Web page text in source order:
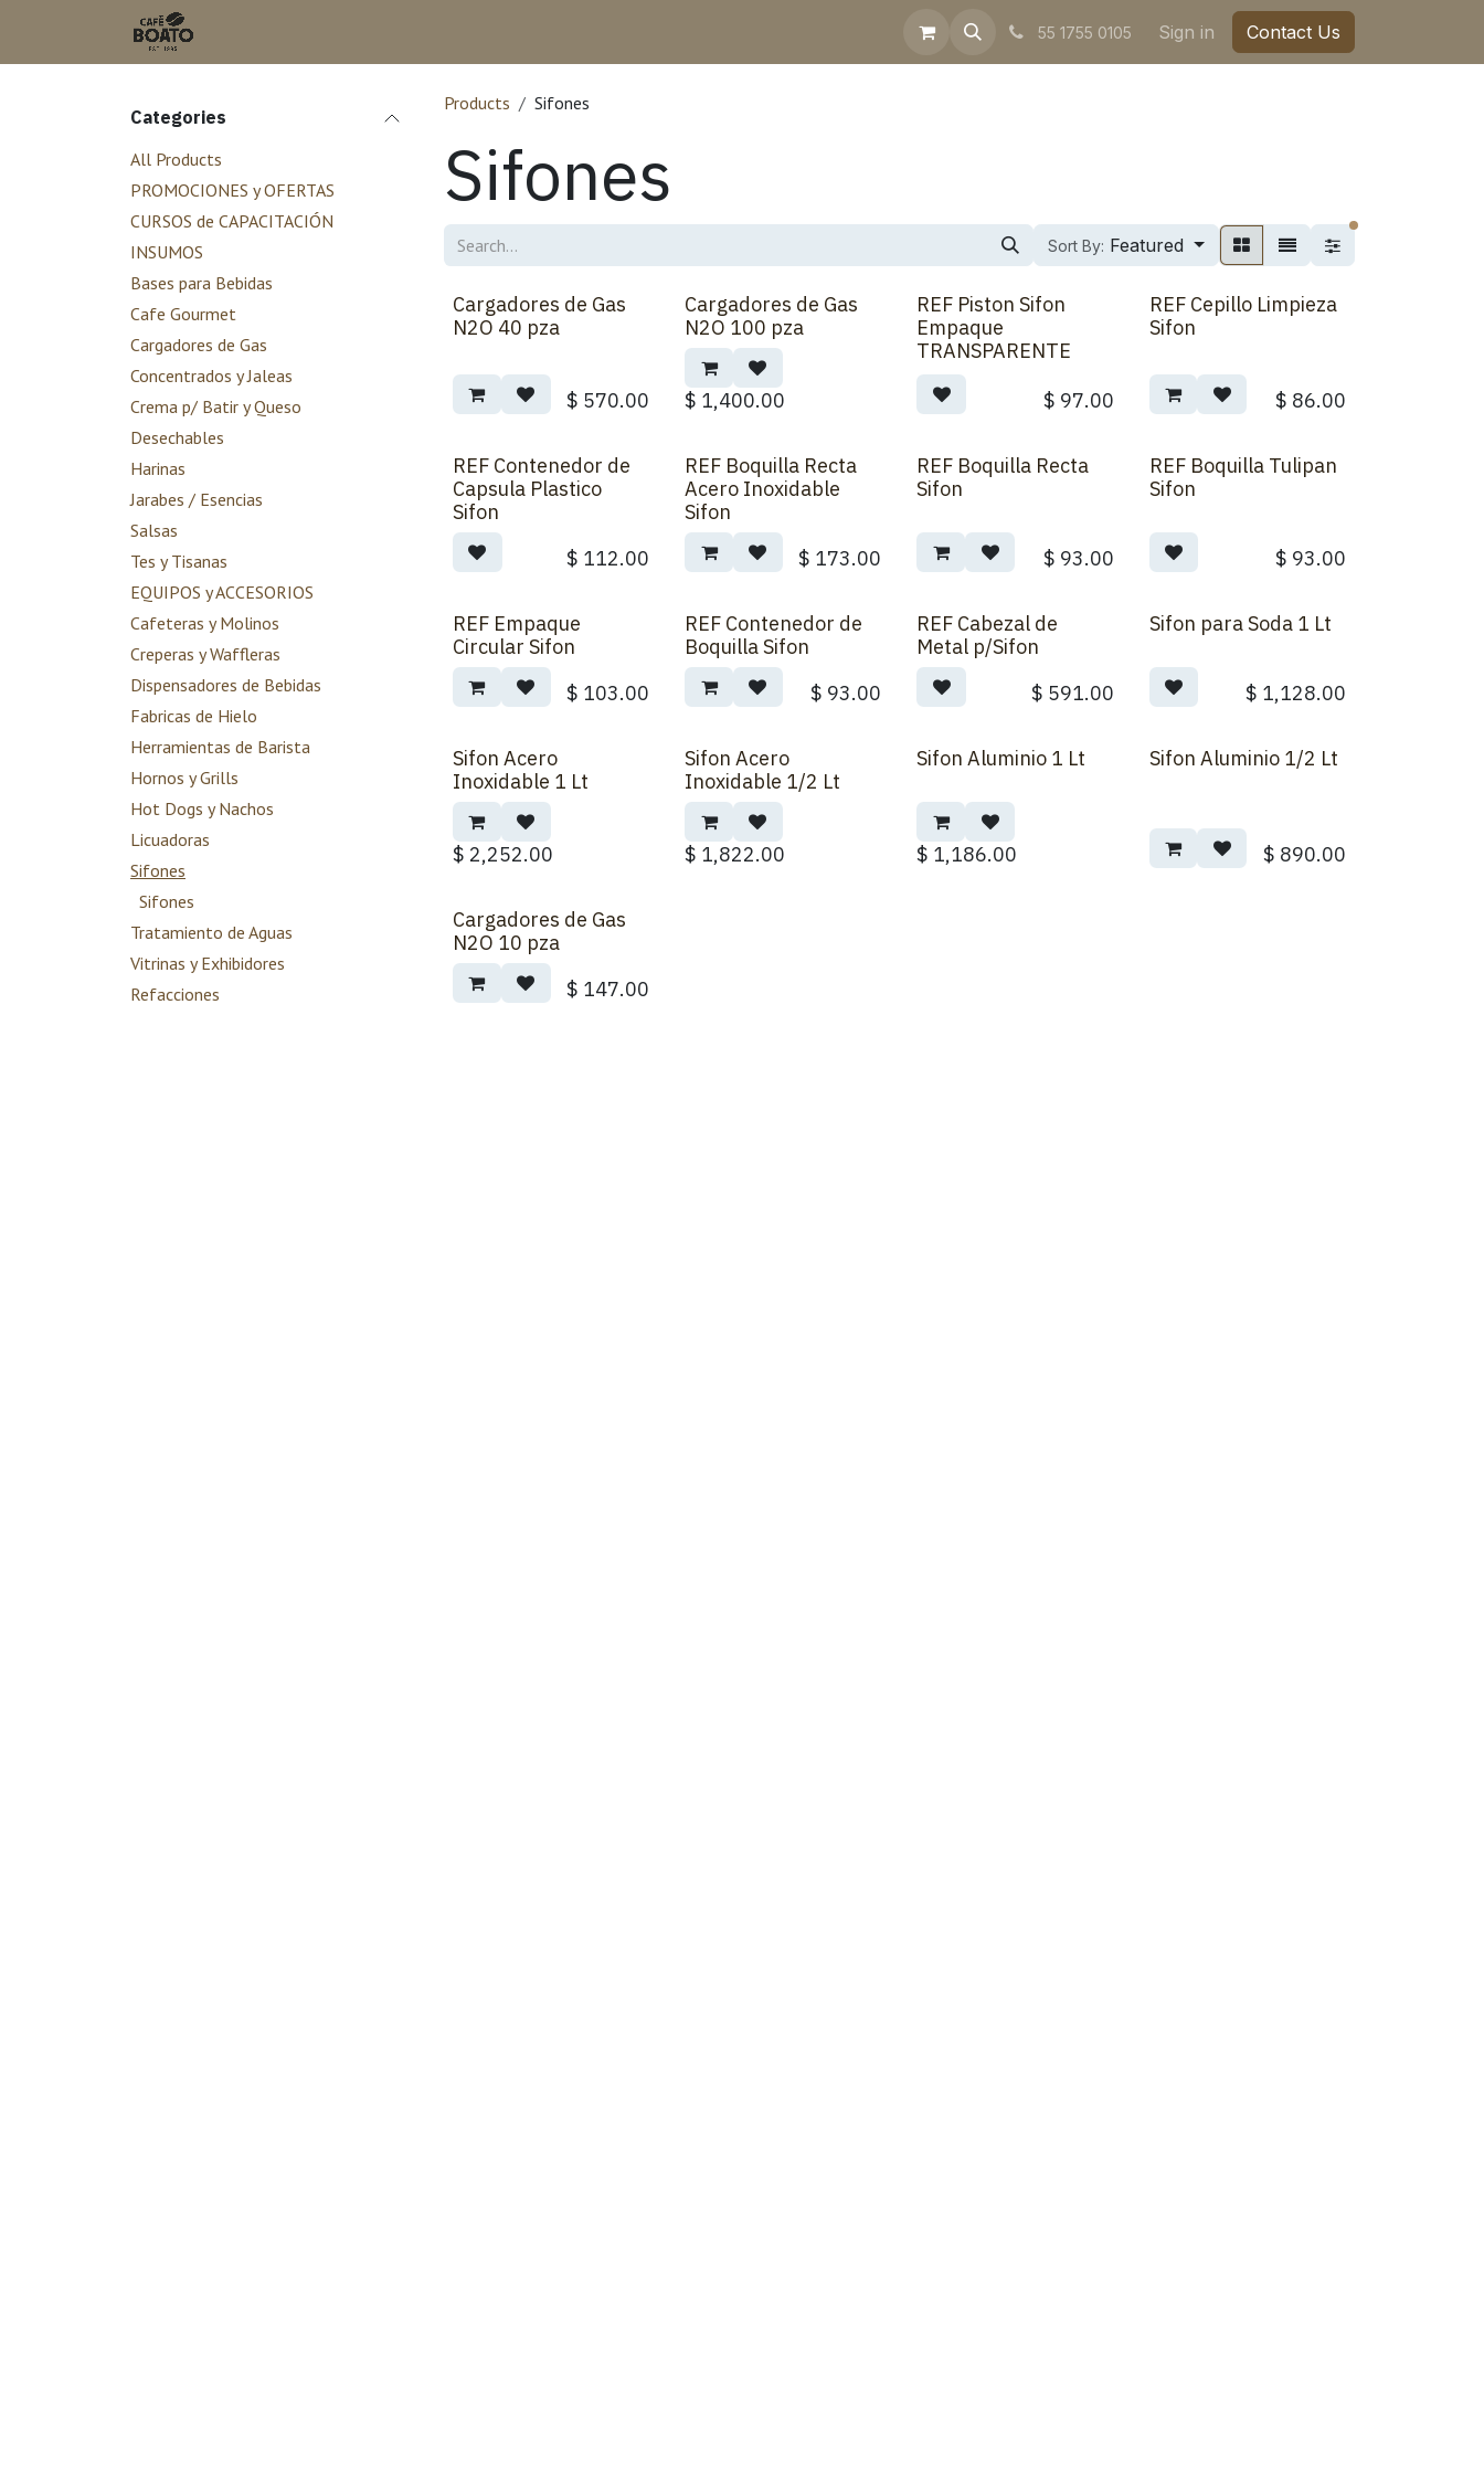
55 1755 0105 Sign in Contact Us
Categories
All Products
PROMOCIONES y OFERTAS
CURSOS de CAPACITACIÓN
INSUMOS
Bases para Bebidas
Cafe Gourmet
Cargadores de Gas
Concentrados y Jaleas
Crema p/ Batir y Queso
Desechables
Harinas
Jarabes / Esencias
Salsas
Tes y Tisanas
EQUIPOS y ACCESORIOS
Cafeteras y Molinos
Creperas y Waffleras
Dispensadores de Bebidas
Fabricas de Hielo
Herramientas de Barista
Hornos y Grills
Hot Dogs y Nachos
Licuadoras
Sifones
Sifones
Tratamiento de Aguas
Vitrinas y Exhibidores
Refacciones
Products Sifones
Sifones
Sort By: Featured
Cargadores de Gas
N2O 40 pza
$ 570.00
Cargadores de Gas
N2O 100 pza
$ 1,400.00
REF Piston Sifon
Empaque
TRANSPARENTE
$ 97.00
REF Cepillo Limpieza
Sifon
$ 86.00
REF Contenedor de
Capsula Plastico
Sifon
$ 112.00
REF Boquilla Recta
Acero Inoxidable
Sifon
$ 173.00
REF Boquilla Recta
Sifon
$ 93.00
REF Boquilla Tulipan
Sifon
$ 93.00
REF Empaque
Circular Sifon
$ 103.00
REF Contenedor de
Boquilla Sifon
$ 93.00
REF Cabezal de
Metal p/Sifon
$ 591.00
Sifon para Soda 1 Lt
$ 1,128.00
Sifon Acero
Inoxidable 1 Lt
$ 2,252.00
Sifon Acero
Inoxidable 1/2 Lt
$ 1,822.00
Sifon Aluminio 1 Lt
$ 1,186.00
Sifon Aluminio 1/2 Lt
$ 890.00
Cargadores de Gas
N2O 10 pza
$ 147.00